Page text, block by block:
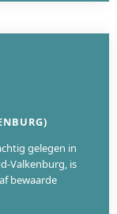
gelegen in
Valkenburg, is
bewaarde